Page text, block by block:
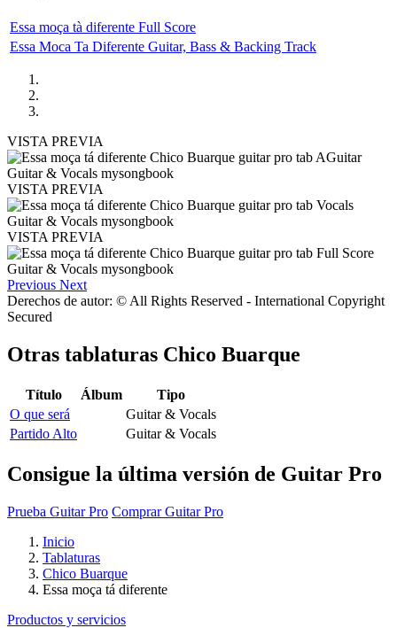
Essa moça tà diferente Full Score
Essa Moca Ta Diferente Guitar, Bass & Backing Track
VISTA PREVIA
VISTA PREVIA
VISTA PREVIA
Previous Next
Derechos de autor: © All Rights Reserved - International Copyright
Secured
Otras tablaturas Chico Buarque
Título Álbum
Tipo
O que será
Guitar & Vocals
Partido Alto
Guitar & Vocals
Consigue la última versión de Guitar Pro
Prueba Guitar Pro Comprar Guitar Pro
Inicio
Tablaturas
Chico Buarque
Essa moça tá diferente
Productos y servicios